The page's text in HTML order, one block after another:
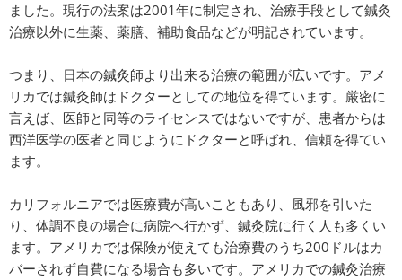
ました。現行の法案は2001年に制定され、治療手段として鍼灸
治療以外に生薬、薬膳、補助食品などが明記されています。
つまり、日本の鍼灸師より出来る治療の範囲が広いです。アメ
リカでは鍼灸師はドクターとしての地位を得ています。厳密に
言えば、医師と同等のライセンスではないですが、患者からは
西洋医学の医者と同じようにドクターと呼ばれ、信頼を得てい
ます。
カリフォルニアでは医療費が高いこともあり、風邪を引いた
り、体調不良の場合に病院へ行かず、鍼灸院に行く人も多くい
ます。アメリカでは保険が使えても治療費のうち200ドルはカ
バーされず自費になる場合も多いです。アメリカでの鍼灸治療